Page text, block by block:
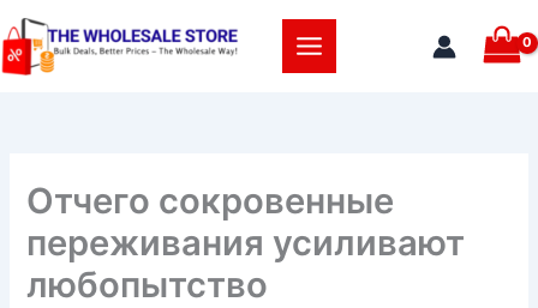
Skip
to
content
Отчего сокровенные
переживания усиливают
любопытство